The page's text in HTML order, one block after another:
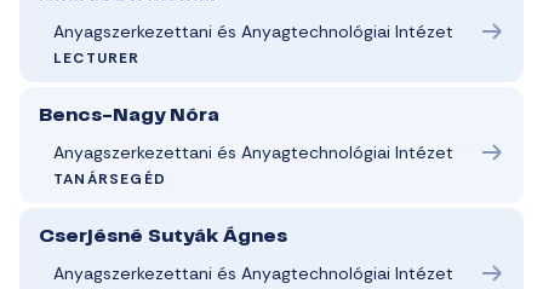
Anyagszerkezettani és Anyagtechnológiai Intézet
LECTURER
Bencs-Nagy Nóra
Anyagszerkezettani és Anyagtechnológiai Intézet
TANÁRSEGÉD
Cserjésné Sutyák Ágnes
Anyagszerkezettani és Anyagtechnológiai Intézet